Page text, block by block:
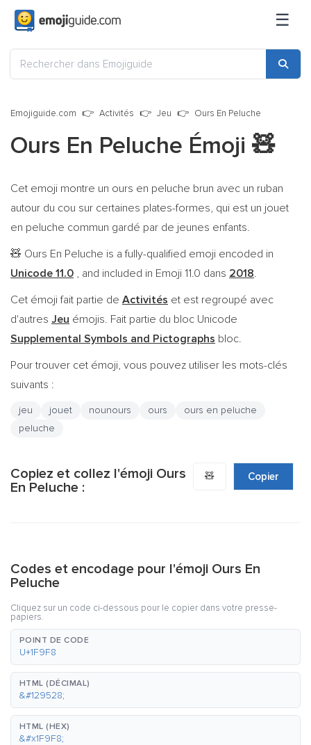
☰
Emojiguide.com Activités Jeu Ours En Peluche
Ours En Peluche Émoji 🧸
Cet emoji montre un ours en peluche brun avec un ruban
autour du cou sur certaines plates-formes, qui est un jouet
en peluche commun gardé par de jeunes enfants.
🧸 Ours En Peluche is a fully-qualified emoji encoded in
Unicode 11.0 , and included in Emoji 11.0 dans 2018.
Cet émoji fait partie de Activités et est regroupé avec
d'autres Jeu émojis. Fait partie du bloc Unicode
Supplemental Symbols and Pictographs bloc.
Pour trouver cet émoji, vous pouvez utiliser les mots-clés
suivants :
jeu jouet nounours ours
ours en peluche
peluche
Copiez et collez l'émoji Ours
En Peluche :
🧸 Copier
Codes et encodage pour l'émoji Ours En
Peluche
Cliquez sur un code ci-dessous pour le copier dans votre presse-
papiers.
POINT DE CODE
U+1F9F8
HTML (DÉCIMAL)
&#129528;
HTML (HEX)
&#x1F9F8;